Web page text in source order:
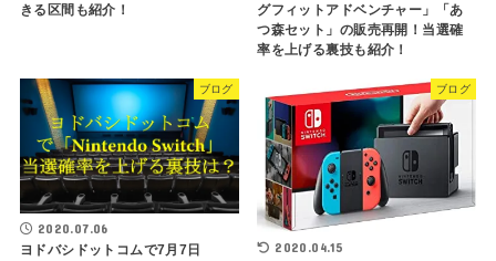
きる区間も紹介！
グフィットアドベンチャー」「あ
つ森セット」の販売再開！当選確
率を上げる裏技も紹介！
ブログ
2020.07.06
ヨドバシドットコムで7月7日
ブログ
2020.04.15